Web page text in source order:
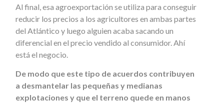
Al final, esa agroexportación se utiliza para conseguir
reducir los precios a los agricultores en ambas partes
del Atlántico y luego alguien acaba sacando un
diferencial en el precio vendido al consumidor. Ahí
está el negocio.
De modo que este tipo de acuerdos contribuyen
a desmantelar las pequeñas y medianas
explotaciones y que el terreno quede en manos